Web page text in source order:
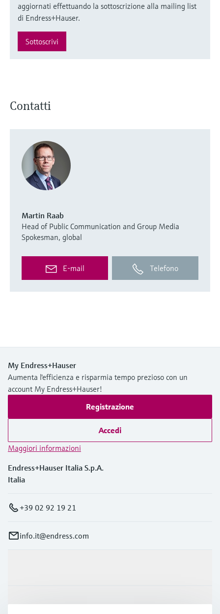
aggiornati effettuando la sottoscrizione alla mailing list
di Endress+Hauser.
Sottoscrivi
Contatti
Martin Raab
Head of Public Communication and Group Media
Spokesman, global
E-mail Telefono
My Endress+Hauser
Aumenta l'efficienza e risparmia tempo prezioso con un
account My Endress+Hauser!
Registrazione
Accedi
Maggiori informazioni
Endress+Hauser Italia S.p.A.
Italia
+39 02 92 19 21
info.it@endress.com
Industrie